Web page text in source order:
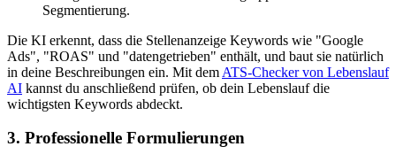
Segmentierung.
Die KI erkennt, dass die Stellenanzeige Keywords wie "Google
Ads", "ROAS" und "datengetrieben" enthält, und baut sie natürlich
in deine Beschreibungen ein. Mit dem ATS-Checker von Lebenslauf
AI kannst du anschließend prüfen, ob dein Lebenslauf die
wichtigsten Keywords abdeckt.
3. Professionelle Formulierungen